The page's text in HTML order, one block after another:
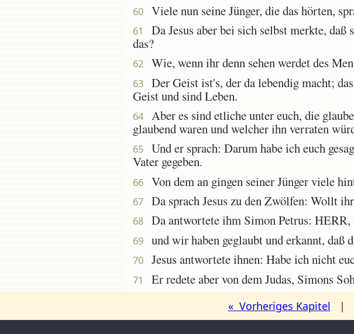
60 Viele nun seine Jünger, die das hörten,
61
Da Jesus aber bei sich selbst merkte,
das?
62 Wie, wenn ihr denn sehen werdet des
63
Der Geist ist's, der da lebendig macht;
Geist und sind Leben.
64
Aber es sind etliche unter euch, die
glaubend waren und welcher ihn verraten
65
Und er sprach: Darum habe ich euch
Vater gegeben.
66 Von dem an gingen seiner Jünger viele
67 Da sprach Jesus zu den Zwölfen: Wollt
68 Da antwortete ihm Simon Petrus:
69 und wir haben geglaubt und erkannt, daß
70 Jesus antwortete ihnen: Habe ich nicht
71 Er redete aber von dem Judas, Simons
« Vorheriges Kapitel |